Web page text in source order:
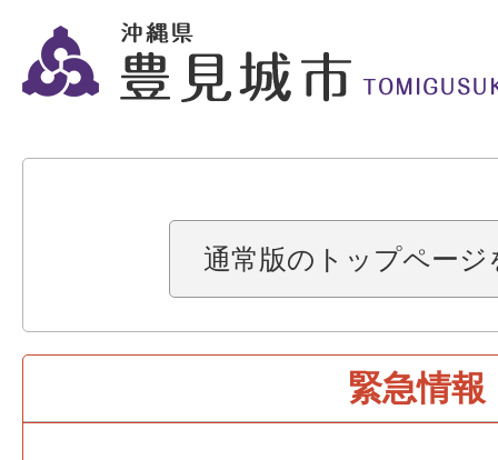
通常版のトップページ
緊急情報